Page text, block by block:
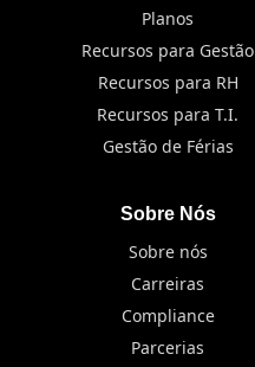
Planos
Recursos para Gestão
Recursos para RH
Recursos para T.I.
Gestão de Férias
Sobre Nós
Sobre nós
Carreiras
Compliance
Parcerias